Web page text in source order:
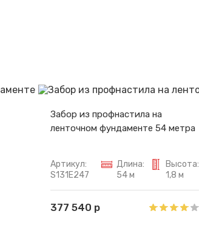
Забор из профнастила на
ленточном фундаменте 54 метра
Артикул:
S131E247
Длина:
54 м
Высота:
1,8 м
377 540 р